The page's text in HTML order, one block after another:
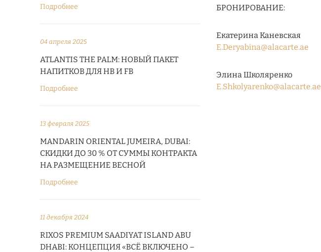
Подробнее
04 апреля 2025
ATLANTIS THE PALM: НОВЫЙ ПАКЕТ
НАПИТКОВ ДЛЯ HB И FB
Подробнее
13 февраля 2025
MANDARIN ORIENTAL JUMEIRA, DUBAI:
СКИДКИ ДО 30 % ОТ СУММЫ КОНТРАКТА
НА РАЗМЕЩЕНИЕ ВЕСНОЙ
Подробнее
11 декабря 2024
RIXOS PREMIUM SAADIYAT ISLAND ABU
DHABI: КОНЦЕПЦИЯ «ВСЁ ВКЛЮЧЕНО –
БРОНИРОВАНИЕ:
Екатерина Каневская
E.Deryabina@alacarte.ae
Элина Школяренко
E.Shkolyarenko@alacarte.ae